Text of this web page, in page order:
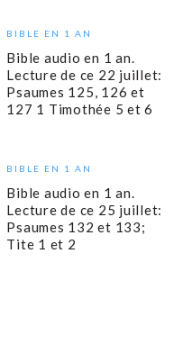
BIBLE EN 1 AN
Bible audio en 1 an.
Lecture de ce 22 juillet:
Psaumes 125, 126 et
127 1 Timothée 5 et 6
BIBLE EN 1 AN
Bible audio en 1 an.
Lecture de ce 25 juillet:
Psaumes 132 et 133;
Tite 1 et 2